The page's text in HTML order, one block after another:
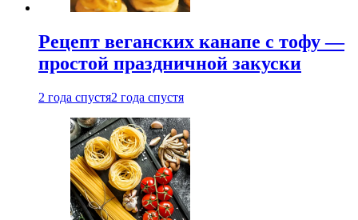
Рецепт веганских канапе с тофу —
простой праздничной закуски
2 года спустя2 года спустя